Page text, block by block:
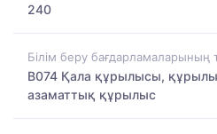
240
Білім беру бағдарламаларының
B074 Қала құрылысы,
азаматтық құрылыс